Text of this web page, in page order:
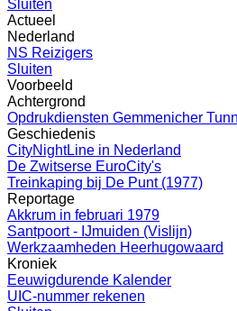
Sluiten
Actueel
Nederland
NS Reizigers
Sluiten
Voorbeeld
Achtergrond
Opdrukdiensten Gemmenicher
Geschiedenis
CityNightLine in Nederland
De Zwitserse EuroCity's
Treinkaping bij De Punt (1977)
Reportage
Akkrum in februari 1979
Santpoort - IJmuiden (Vislijn)
Werkzaamheden Heerhugowaard
Kroniek
Eeuwigdurende Kalender
UIC-nummer rekenen